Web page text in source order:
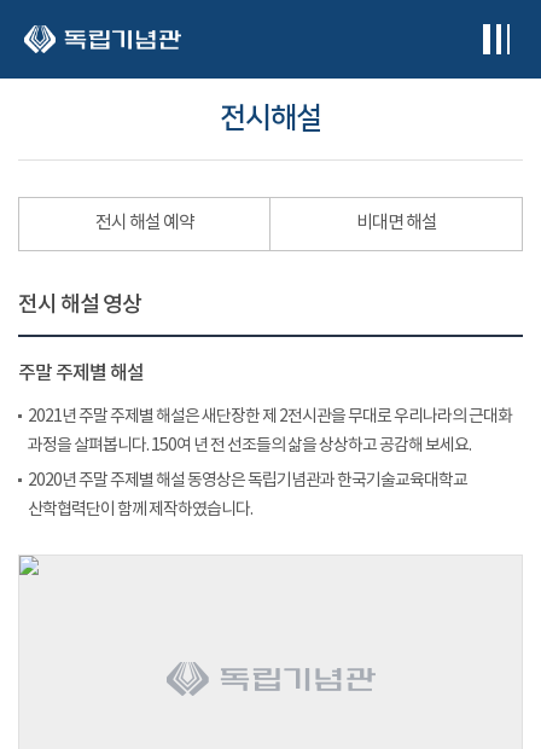
전시해설
전시 해설 예약 비대면 해설
전시 해설 영상
주말 주제별 해설
2021년 주말 주제별 해설은 새단장한 제 2전시관을 무대로 우리나라의 근대화
과정을 살펴봅니다. 150여 년 전 선조들의 삶을 상상하고 공감해 보세요.
2020년 주말 주제별 해설 동영상은 독립기념관과 한국기술교육대학교
산학협력단이 함께 제작하였습니다.